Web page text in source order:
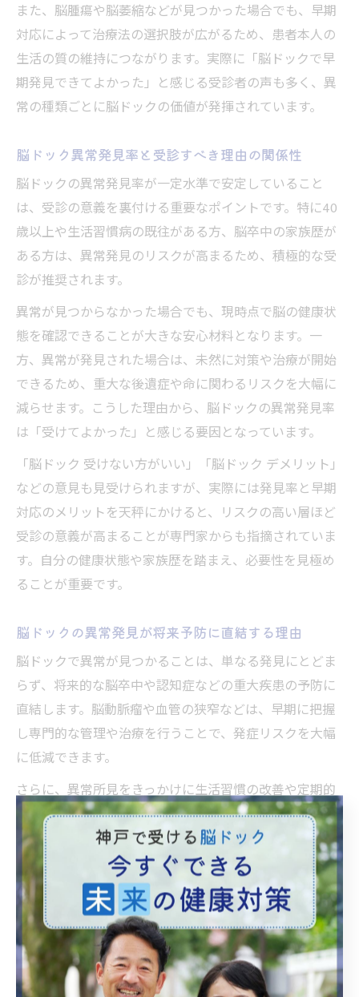
また、脳腫瘍や脳萎縮などが見つかった場合でも、早期
対応によって治療法の選択肢が広がるため、患者本人の
生活の質の維持につながります。実際に「脳ドックで早
期発見できてよかった」と感じる受診者の声も多く、異
常の種類ごとに脳ドックの価値が発揮されています。
脳ドック異常発見率と受診すべき理由の関係性
脳ドックの異常発見率が一定水準で安定していること
は、受診の意義を裏付ける重要なポイントです。特に40
歳以上や生活習慣病の既往がある方、脳卒中の家族歴が
ある方は、異常発見のリスクが高まるため、積極的な受
診が推奨されます。
異常が見つからなかった場合でも、現時点で脳の健康状
態を確認できることが大きな安心材料となります。一
方、異常が発見された場合は、未然に対策や治療が開始
できるため、重大な後遺症や命に関わるリスクを大幅に
減らせます。こうした理由から、脳ドックの異常発見率
は「受けてよかった」と感じる要因となっています。
「脳ドック 受けない方がいい」「脳ドック デメリット」
などの意見も見受けられますが、実際には発見率と早期
対応のメリットを天秤にかけると、リスクの高い層ほど
受診の意義が高まることが専門家からも指摘されていま
す。自分の健康状態や家族歴を踏まえ、必要性を見極め
ることが重要です。
脳ドックの異常発見が将来予防に直結する理由
脳ドックで異常が見つかることは、単なる発見にとどま
らず、将来的な脳卒中や認知症などの重大疾患の予防に
直結します。脳動脈瘤や血管の狭窄などは、早期に把握
し専門的な管理や治療を行うことで、発症リスクを大幅
に低減できます。
さらに、異常所見をきっかけに生活習慣の改善や定期的
な経過観察を行うことで、健康意識が高まり、脳卒中発
症のリスクファクター（高血圧・糖尿病・脂質異常症な
ど）への対応も強化されます。このような予防的アプロ
ーチは、寝たきりや重い後遺症を防ぐうえで大きな意味
があります。
「脳ドック 受けて よかった」という声が多いのは、こう
した予防の実効性を実感できるからです。特に、家族に
脳卒中の既往がある方や健康不安を抱える方は、脳ドッ